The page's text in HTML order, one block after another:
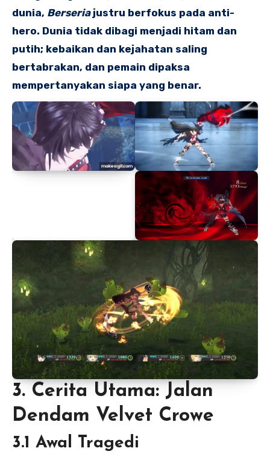
dunia, Berseriajustru berfokus pada anti-
hero. Dunia tidak dibagi menjadi hitam dan
putih; kebaikan dan kejahatan saling
bertabrakan, dan pemain dipaksa
mempertanyakan siapa yang benar.
3. Cerita Utama: Jalan
Dendam Velvet Crowe
3.1 Awal Tragedi